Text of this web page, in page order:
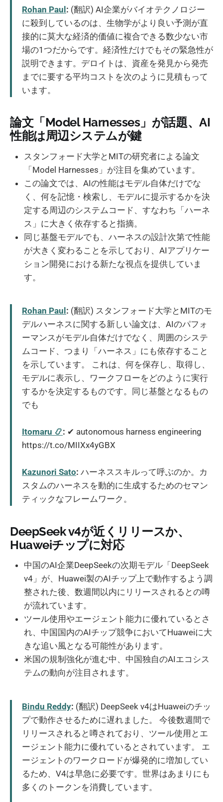
Rohan Paul : (翻訳) AI企業がバイオテクノロジー
に殺到しているのは、生物学がより良い予測が直
接的に莫大な経済的価値に複合できる数少ない市
場の1つだからです。経済性だけでもその緊急性が
説明できます。デロイトは、資産を発見から発売
までに要する平均コストを次のように見積もって
います。
論文「Model Harnesses」が話題、AI
性能は周辺システムが鍵
スタンフォード大学とMITの研究者による論文
「Model Harnesses」が注目を集めています。
この論文では、AIの性能はモデル自体だけでな
く、何を記憶・検索し、モデルに提示するかを決
定する周辺のシステムコード、すなわち「ハーネ
ス」に大きく依存すると指摘。
同じ基盤モデルでも、ハーネスの設計次第で性能
が大きく変わることを示しており、AIアプリケー
ション開発における新たな視点を提供していま
す。
Rohan Paul : (翻訳) スタンフォード大学とMITのモ
デルハーネスに関する新しい論文は、AIのパフォ
ーマンスがモデル自体だけでなく、周囲のシステ
ムコード、つまり「ハーネス」にも依存すること
を示しています。 これは、何を保存し、取得し、
モデルに表示し、ワークフローをどのように実行
するかを決定するものです。同じ基盤となるもの
でも
Itomaru 📿: ✔︎ autonomous harness engineering
https://t.co/MIIXx4yGBX
Kazunori Sato: ハーネススキルって呼ぶのか。カ
スタムのハーネスを動的に生成するためのセマン
ティックなフレームワーク。
DeepSeek v4が近くリリースか、
Huaweiチップに対応
中国のAI企業DeepSeekの次期モデル「DeepSeek
v4」が、Huawei製のAIチップ上で動作するよう調
整された後、数週間以内にリリースされるとの噂
が流れています。
ツール使用やエージェント能力に優れているとさ
れ、中国国内のAIチップ競争においてHuaweiに大
きな追い風となる可能性があります。
米国の規制強化が進む中、中国独自のAIエコシス
テムの動向が注目されます。
Bindu Reddy: (翻訳) DeepSeek v4はHuaweiのチッ
プで動作させるために遅れました。 今後数週間で
リリースされると噂されており、ツール使用とエ
ージェント能力に優れているとされています。 エ
ージェントのワークロードが爆発的に増加してい
るため、V4は早急に必要です。世界はあまりにも
多くのトークンを消費しています。